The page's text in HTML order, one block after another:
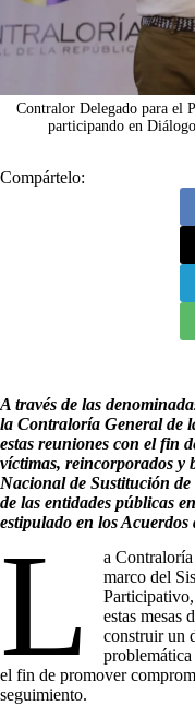
Contralor Delegado para el
participando en
Compártelo:
A través de las
la Contraloría General de
estas reuniones con el fin
víctimas, reincorporados y
Nacional de Sustitución
de las entidades públicas
estipulado en los
L
a
marco del
estas mesas
construir un
el fin de promover
seguimiento.